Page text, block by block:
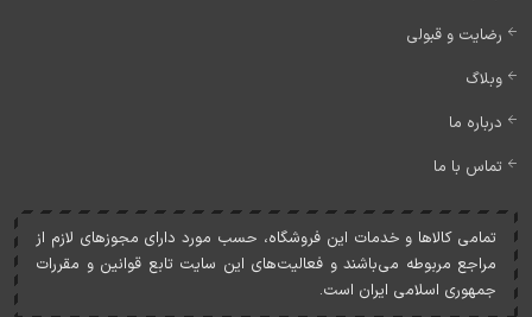
رضایت و قبولی
وبلاگ
درباره ما
تماس با ما
تمامی کالاها و خدمات اين فروشگاه، حسب مورد دارای مجوزهای لازم از
مراجع مربوطه می‌باشند و فعاليت‌های اين سايت تابع قوانين و مقررات
جمهوری اسلامی ايران است.